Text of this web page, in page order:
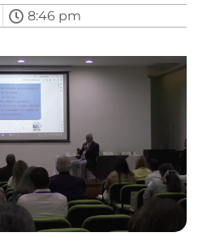
8:46 pm